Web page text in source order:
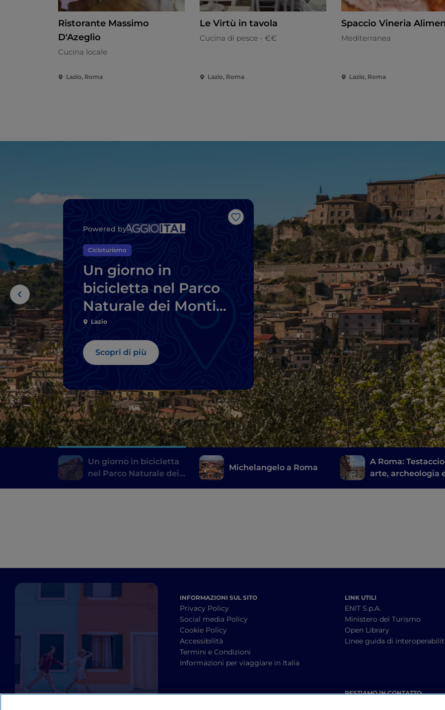
Ristorante Massimo
D'Azeglio
Cucina locale
Lazio, Roma
Le Virtù in tavola
Cucina di pesce - €€
Lazio, Roma
Spaccio Vineria
Mediterranea
Lazio, Roma
Like
Powered by
Cicloturismo
Un giorno in
bicicletta nel Parco
Naturale dei Monti
Simbruini, a due
passi da Roma
Lazio
Scopri di più
Un giorno in bicicletta
nel Parco Naturale dei
Michelangelo a Roma
A Roma:
arte, archeologia
INFORMAZIONI SUL SITO
Privacy Policy
Social media Policy
Cookie Policy
Accessibilità
Termini e Condizioni
Informazioni per viaggiare in Italia
LINK UTILI
ENIT S.p.A.
Ministero del Turismo
Open Library
Linee guida di
RESTIAMO IN CONTATTO